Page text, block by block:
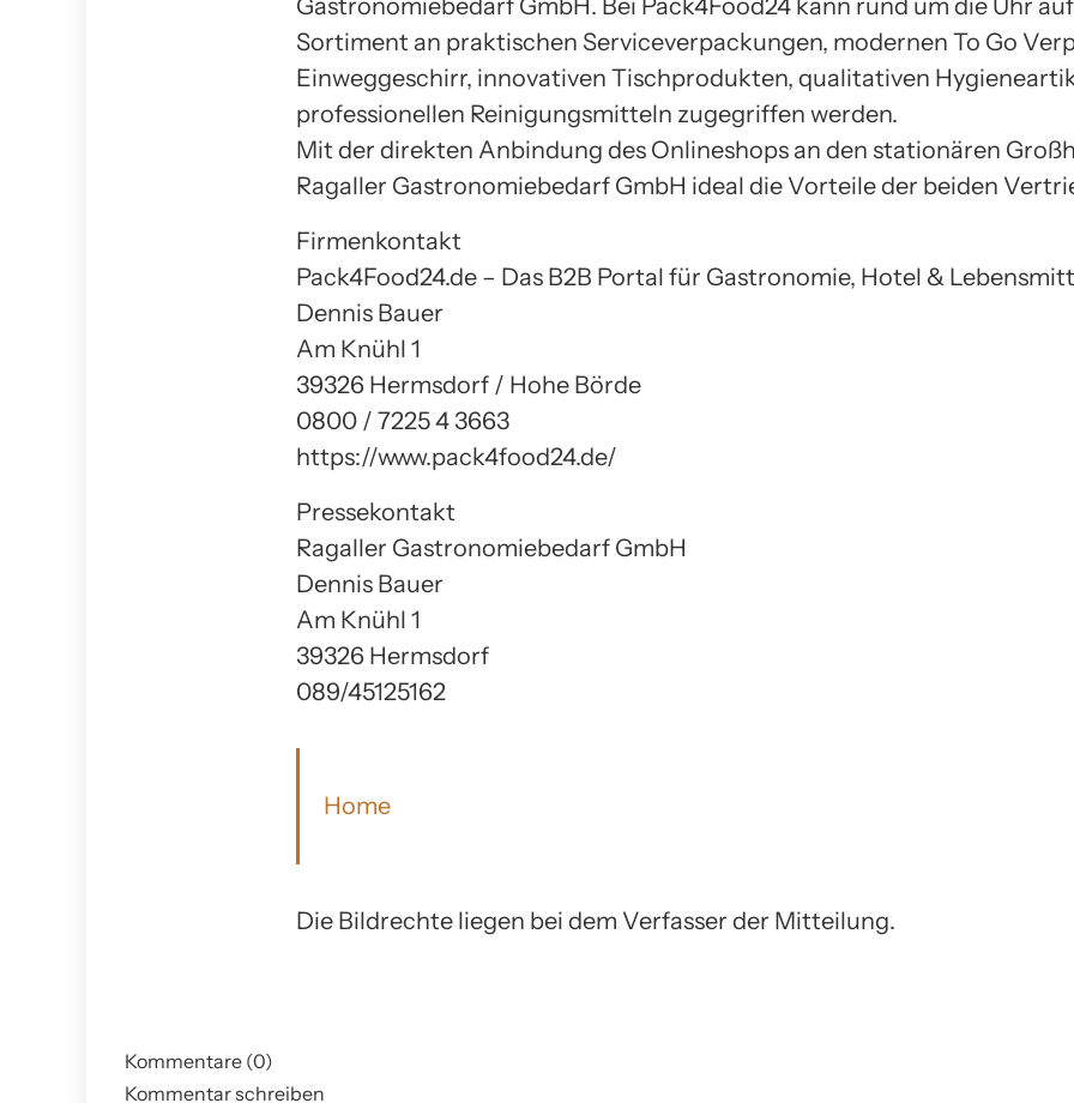
Sortiment an praktischen Serviceverpackungen, modernen To Go
Einweggeschirr, innovativen Tischprodukten, qualitativen
professionellen Reinigungsmitteln zugegriffen werden.
Mit der direkten Anbindung des Onlineshops an den stationären
Ragaller Gastronomiebedarf GmbH ideal die Vorteile der beiden
Firmenkontakt
Pack4Food24.de – Das B2B Portal für Gastronomie, Hotel &
Dennis Bauer
Am Knühl 1
39326 Hermsdorf / Hohe Börde
0800 / 7225 4 3663
https://www.pack4food24.de/
Pressekontakt
Ragaller Gastronomiebedarf GmbH
Dennis Bauer
Am Knühl 1
39326 Hermsdorf
089/45125162
Home
Die Bildrechte liegen bei dem Verfasser der Mitteilung.
Kommentare (0)
Kommentar schreiben